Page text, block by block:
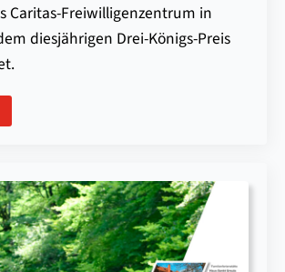
Caritas-Freiwilligenzentrum in
diesjährigen Drei-Königs-Preis